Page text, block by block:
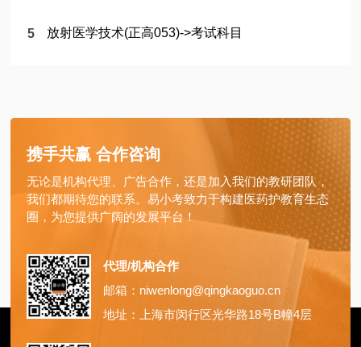
放射医学技术(正高053)->考试科目
携手共赢 合作咨询
无论是机构代理、广告合作，还是加入我们的教研团队，
我们都期待您的联系。易小考致力于构建医药护教育生态
圈，为您提供广阔的发展平台！
代理/机构合作
邮箱：niwenlong@qingkaoguo.cn
地址：上海市闵行区光华路18号B幢4层